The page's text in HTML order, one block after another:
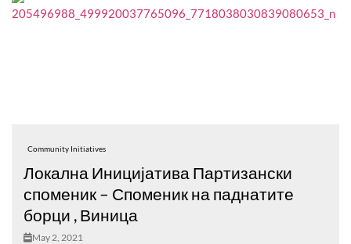
Community Initiatives
Локална Иницијатива Партизански
споменик – Споменик на паднатите
борци , Виница
May 2, 2021